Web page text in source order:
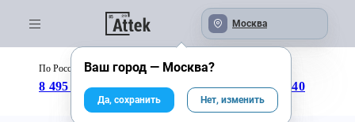
Москва
По России бесплатно:
8 495 246-04-43 8 800 333-25-40
Ваш город — Москва?
Да, сохранить Нет, изменить